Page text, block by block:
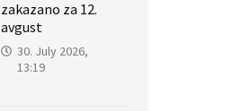
zakazano za 12.
avgust
30. July 2026,
13:19